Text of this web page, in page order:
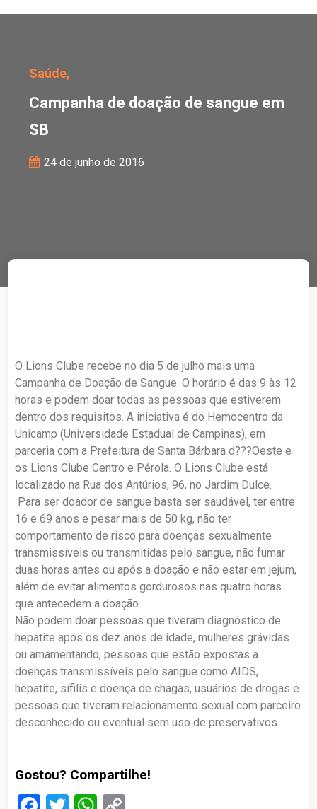
Saúde,
Campanha de doação de sangue em
SB
24 de junho de 2016
O Lions Clube recebe no dia 5 de julho mais uma
Campanha de Doação de Sangue. O horário é das 9 às 12
horas e podem doar todas as pessoas que estiverem
dentro dos requisitos. A iniciativa é do Hemocentro da
Unicamp (Universidade Estadual de Campinas), em
parceria com a Prefeitura de Santa Bárbara d???Oeste e
os Lions Clube Centro e Pérola. O Lions Clube está
localizado na Rua dos Antúrios, 96, no Jardim Dulce.
Para ser doador de sangue basta ser saudável, ter entre
16 e 69 anos e pesar mais de 50 kg, não ter
comportamento de risco para doenças sexualmente
transmissíveis ou transmitidas pelo sangue, não fumar
duas horas antes ou após a doação e não estar em jejum,
além de evitar alimentos gordurosos nas quatro horas
que antecedem a doação.
Não podem doar pessoas que tiveram diagnóstico de
hepatite após os dez anos de idade, mulheres grávidas
ou amamentando, pessoas que estão expostas a
doenças transmissíveis pelo sangue como AIDS,
hepatite, sífilis e doença de chagas, usuários de drogas e
pessoas que tiveram relacionamento sexual com parceiro
desconhecido ou eventual sem uso de preservativos.
Gostou? Compartilhe!